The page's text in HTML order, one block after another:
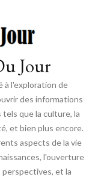
Jour
à l'exploration de
des informations
que la culture, la
et bien plus encore.
aspects de la vie
l'ouverture
et la